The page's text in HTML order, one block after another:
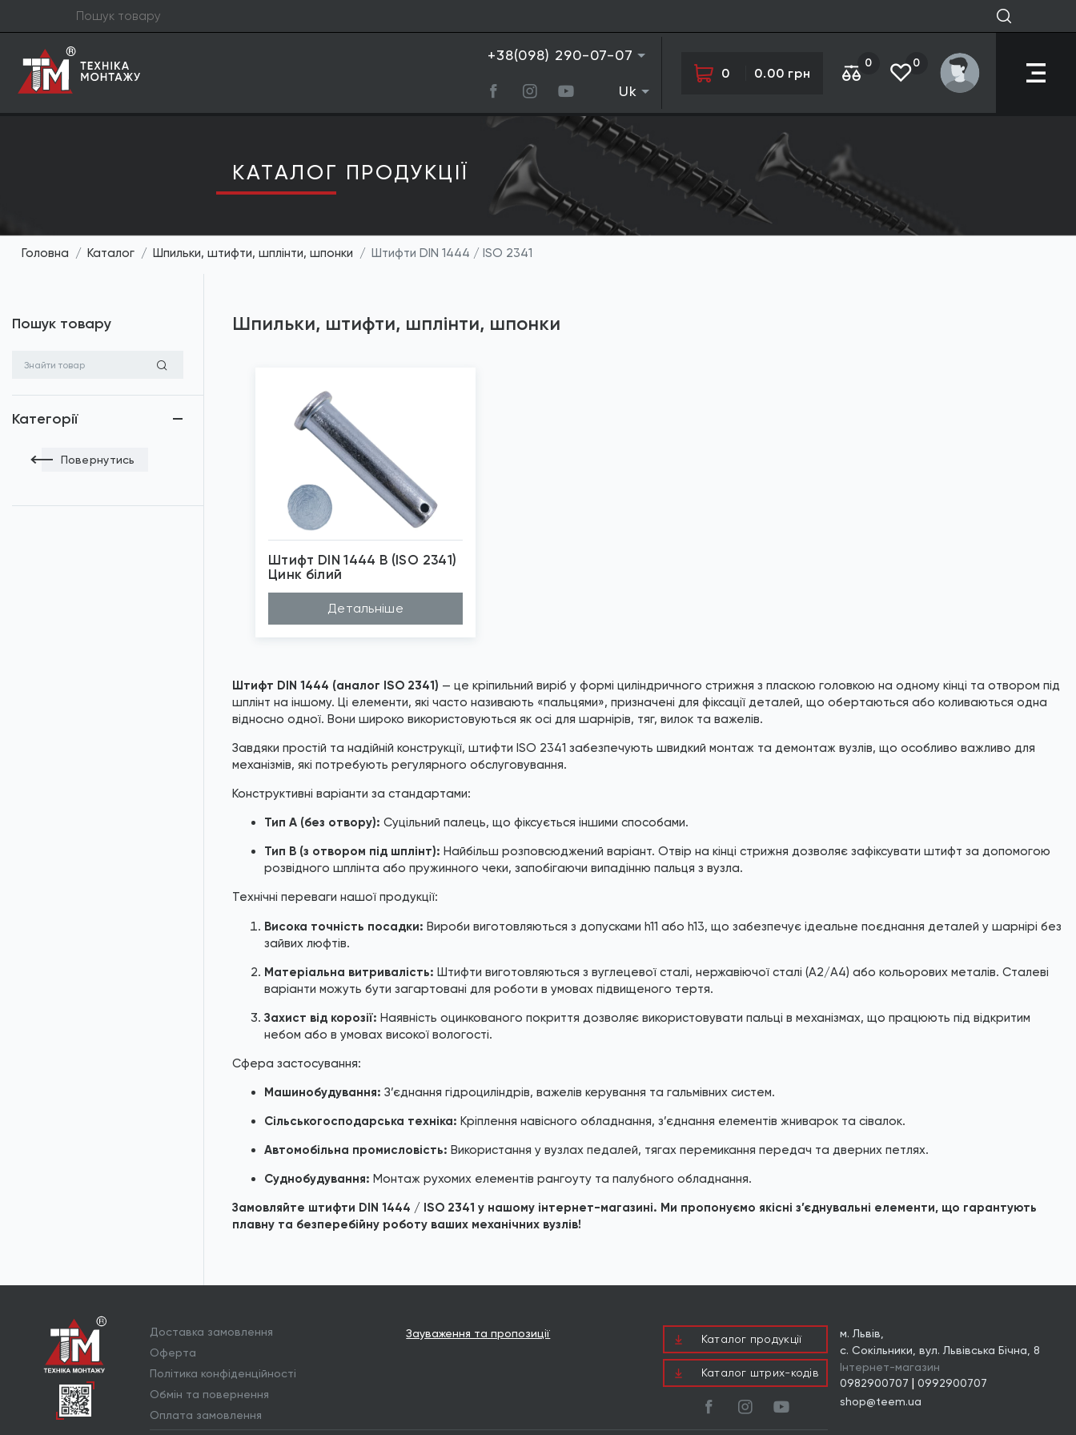
+38(098) 290-07-07
Uk
0 0.00 грн
0 0
КАТАЛОГ ПРОДУКЦIЇ
Головна Каталог Шпильки, штифти, шплінти, шпонки Штифти DIN 1444 / ISO 2341
Пошук товару
Категорії
Повернутись
Шпильки, штифти, шплінти, шпонки
Штифт DIN 1444 B (ISO 2341)
Цинк білий
Зображені фото є...
Детальніше
Штифт DIN 1444 (аналог ISO 2341) — це кріпильний виріб у формі циліндричного стрижня з пласкою головкою на одному кінці та отвором під
шплінт на іншому. Ці елементи, які часто називають «пальцями», призначені для фіксації деталей, що обертаються або коливаються одна
відносно одної. Вони широко використовуються як осі для шарнірів, тяг, вилок та важелів.
Завдяки простій та надійній конструкції, штифти ISO 2341 забезпечують швидкий монтаж та демонтаж вузлів, що особливо важливо для
механізмів, які потребують регулярного обслуговування.
Конструктивні варіанти за стандартами:
Тип А (без отвору): Суцільний палець, що фіксується іншими способами.
Тип В (з отвором під шплінт): Найбільш розповсюджений варіант. Отвір на кінці стрижня дозволяє зафіксувати штифт за допомогою
розвідного шплінта або пружинного чеки, запобігаючи випадінню пальця з вузла.
Технічні переваги нашої продукції:
Висока точність посадки: Вироби виготовляються з допусками h11 або h13, що забезпечує ідеальне поєднання деталей у шарнірі без
зайвих люфтів.
Матеріальна витривалість: Штифти виготовляються з вуглецевої сталі, нержавіючої сталі (A2/A4) або кольорових металів. Сталеві
варіанти можуть бути загартовані для роботи в умовах підвищеного тертя.
Захист від корозії: Наявність оцинкованого покриття дозволяє використовувати пальці в механізмах, що працюють під відкритим
небом або в умовах високої вологості.
Сфера застосування:
Машинобудування: З’єднання гідроциліндрів, важелів керування та гальмівних систем.
Сільськогосподарська техніка: Кріплення навісного обладнання, з’єднання елементів жниварок та сівалок.
Автомобільна промисловість: Використання у вузлах педалей, тягах перемикання передач та дверних петлях.
Суднобудування: Монтаж рухомих елементів рангоуту та палубного обладнання.
Замовляйте штифти DIN 1444 / ISO 2341 у нашому інтернет-магазині. Ми пропонуємо якісні з’єднувальні елементи, що гарантують
плавну та безперебійну роботу ваших механічних вузлів!
Доставка замовлення
Оферта
Політика конфіденційності
Обмін та повернення
Оплата замовлення
Зауваження та пропозиції Каталог продукцiї
Каталог штрих-кодів
м. Львів,
с. Сокільники, вул. Львівська Бічна, 8
Інтернет-магазин
0982900707
0992900707
shop@teem.ua